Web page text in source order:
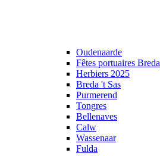
Oudenaarde
Fêtes portuaires Breda
Herbiers 2025
Breda 't Sas
Purmerend
Tongres
Bellenaves
Calw
Wassenaar
Fulda